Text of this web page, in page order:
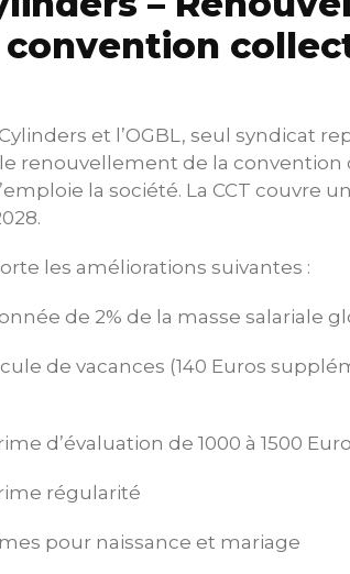
convention
et l’OGBL, seul syndicat
renouvellement de la convention
la société. La CCT couvre
les améliorations suivantes :
de 2% de la masse salariale
de vacances (140 Euros
d’évaluation de 1000 à 1500
régularité
pour naissance et mariage